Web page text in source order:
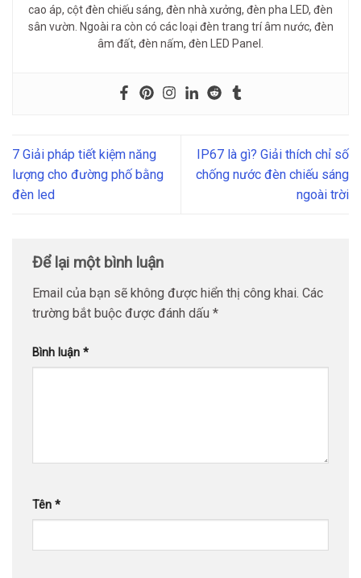
cao áp, cột đèn chiếu sáng, đèn nhà xưởng, đèn pha LED, đèn
sân vườn. Ngoài ra còn có các loại đèn trang trí âm nước, đèn
âm đất, đèn nấm, đèn LED Panel.
7 Giải pháp tiết kiệm năng
lượng cho đường phố bằng
đèn led
IP67 là gì? Giải thích chỉ số
chống nước đèn chiếu sáng
ngoài trời
Để lại một bình luận
Email của bạn sẽ không được hiển thị công khai. Các
trường bắt buộc được đánh dấu *
Bình luận *
Tên *